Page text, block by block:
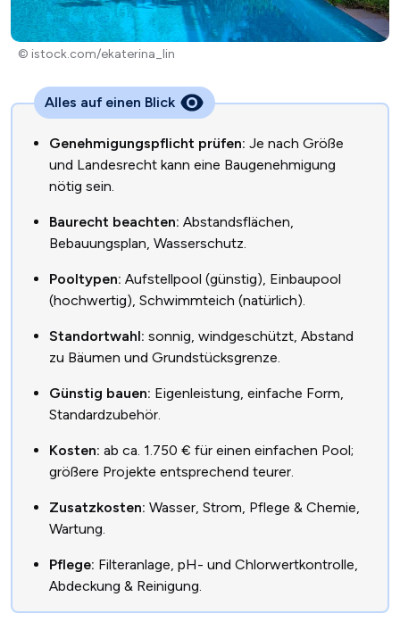
© istock.com/ekaterina_lin
Alles auf einen Blick
Genehmigungspflicht prüfen: Je nach Größe
und Landesrecht kann eine Baugenehmigung
nötig sein.
Baurecht beachten: Abstandsflächen,
Bebauungsplan, Wasserschutz.
Pooltypen: Aufstellpool (günstig), Einbaupool
(hochwertig), Schwimmteich (natürlich).
Standortwahl: sonnig, windgeschützt, Abstand
zu Bäumen und Grundstücksgrenze.
Günstig bauen: Eigenleistung, einfache Form,
Standardzubehör.
Kosten: ab ca. 1.750 € für einen einfachen Pool;
größere Projekte entsprechend teurer.
Zusatzkosten: Wasser, Strom, Pflege & Chemie,
Wartung.
Pflege: Filteranlage, pH- und Chlorwertkontrolle,
Abdeckung & Reinigung.